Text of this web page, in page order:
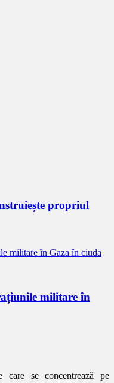
propriul
militare în
care se concentrează pe